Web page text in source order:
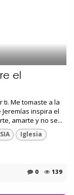
el
ti. Me tomaste a la
inspira el
amarte y no se...
Iglesia
0 139